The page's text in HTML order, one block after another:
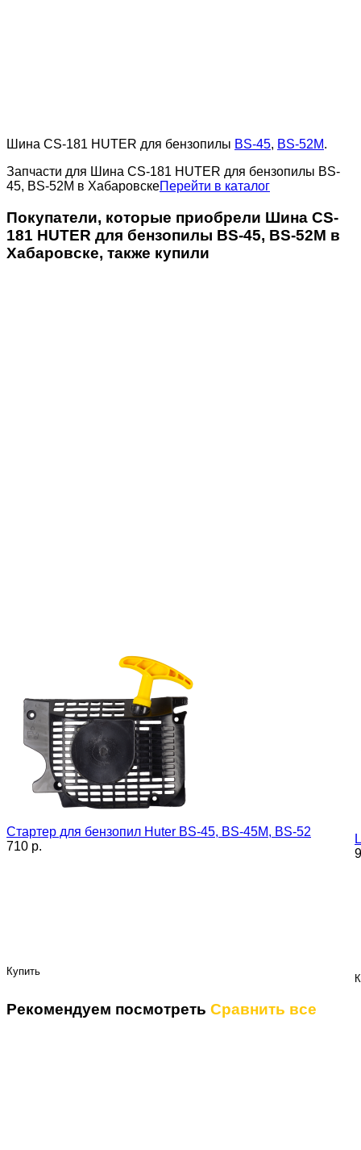
Шина CS-181 HUTER для бензопилы BS-45, BS-52M.
Запчасти для Шина CS-181 HUTER для бензопилы BS-
45, BS-52M в ХабаровскеПерейти в каталог
Покупатели, которые приобрели Шина CS-
181 HUTER для бензопилы BS-45, BS-52M в
Хабаровске, также купили
Стартер для бензопил Huter BS-45, BS-45М, BS-52
710 p.
Купить
Рекомендуем посмотреть Сравнить все